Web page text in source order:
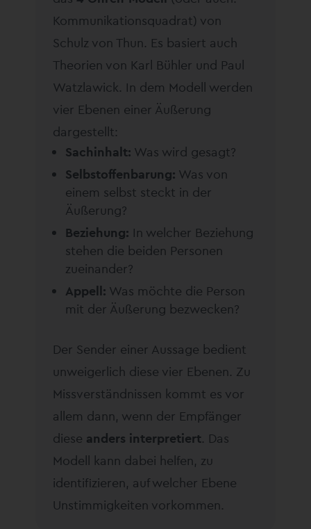
Kommunikationsquadrat) von
Schulz von Thun. Es basiert auch
Theorien von Karl Bühler und Paul
Watzlawick. In dem Modell werden
vier Ebenen einer Äußerung
dargestellt:
Sachinhalt: Was wird gesagt?
Selbstoffenbarung: Was von
einem selbst steckt in der
Äußerung?
Beziehung: In welcher Beziehung
stehen die beiden Personen
zueinander?
Appell: Was möchte die Person
mit der Äußerung bezwecken?
Der Sender einer Aussage bedient
unweigerlich diese vier Ebenen. Zu
Missverständnissen kommt es vor
allem dann, wenn der Empfänger
diese anders interpretiert. Das
Modell kann dabei helfen, zu
identifizieren, auf welcher Ebene
Unstimmigkeiten vorkommen.